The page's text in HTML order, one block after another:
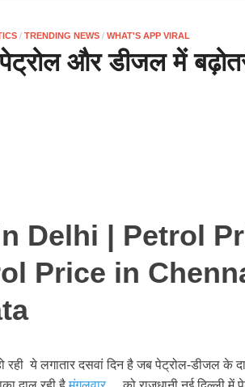
/ TRENDING NEWS / WHAT'S APP VIRAL
पेट्रोल और डीजल में
Delhi | Petrol
Price in
रही ये लगातार दसवां दिन है जब पेट्रोल-डीजल के